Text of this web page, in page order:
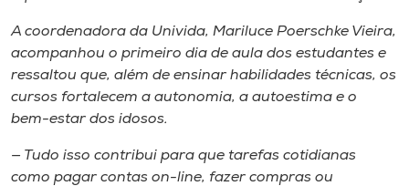
A coordenadora da Univida, Mariluce Poerschke Vieira,
acompanhou o primeiro dia de aula dos estudantes e
ressaltou que, além de ensinar habilidades técnicas, os
cursos fortalecem a autonomia, a autoestima e o
bem-estar dos idosos.
— Tudo isso contribui para que tarefas cotidianas
como pagar contas on-line, fazer compras ou